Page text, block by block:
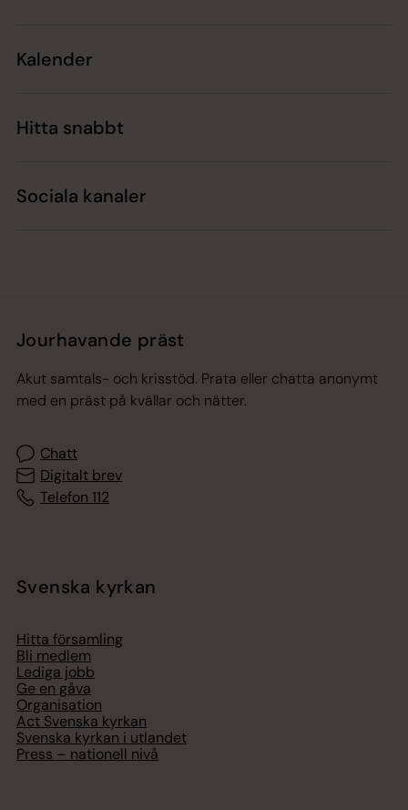
Kalender
Hitta snabbt
Sociala kanaler
Jourhavande präst
Akut samtals- och krisstöd. Prata eller chatta anonymt
med en präst på kvällar och nätter.
Chatt
Digitalt brev
Telefon 112
Svenska kyrkan
Hitta församling
Bli medlem
Lediga jobb
Ge en gåva
Organisation
Act Svenska kyrkan
Svenska kyrkan i utlandet
Press – nationell nivå